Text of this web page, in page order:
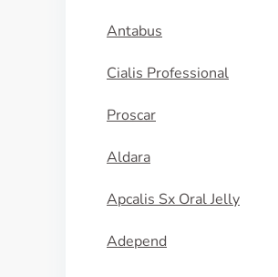
Antabus
Cialis Professional
Proscar
Aldara
Apcalis Sx Oral Jelly
Adepend